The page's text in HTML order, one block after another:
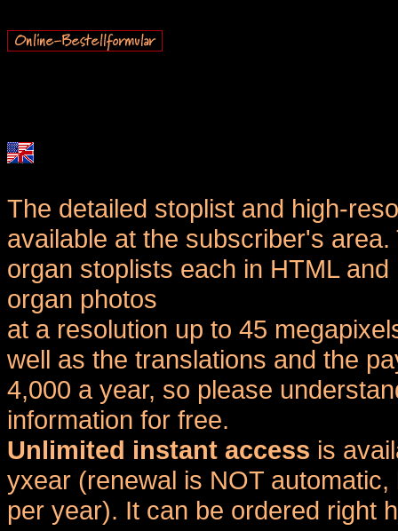
The detailed stoplist and high-
available at the subscriber's
organ stoplists each in HTML
organ photos
at a resolution up to 45
well as the translations and the
4,000 a year, so please
information for free.
Unlimited instant access is
yxear (renewal is NOT
per year). It can be ordered right